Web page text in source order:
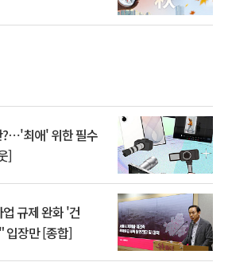
?⋯'최애' 위한 필수
]
규제 완화 '건
장만 [종합]